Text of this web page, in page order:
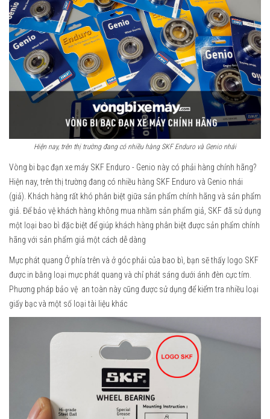
Hiện nay, trên thị trường đang có nhiều hàng SKF Enduro và Genio nhái​
Vòng bi bạc đạn xe máy SKF Enduro - Genio này có phải hàng chính hãng?
Hiện nay, trên thị trường đang có nhiều hàng SKF Enduro và Genio nhái
(giả). Khách hàng rất khó phân biệt giữa sản phẩm chính hãng và sản phẩm
giả. Để bảo vệ khách hàng không mua nhầm sản phẩm giả, SKF đã sử dụng
một loại bao bì đặc biệt để giúp khách hàng phân biệt được sản phẩm chính
hãng với sản phẩm giả một cách dễ dàng
Mực phát quang Ở phía trên và ở góc phải của bao bì, bạn sẽ thấy logo SKF
được in bằng loại mực phát quang và chỉ phát sáng dưới ánh đèn cực tím.
Phương pháp bảo vệ an toàn này cũng được sử dụng để kiểm tra nhiều loại
giấy bạc và một số loại tài liệu khác